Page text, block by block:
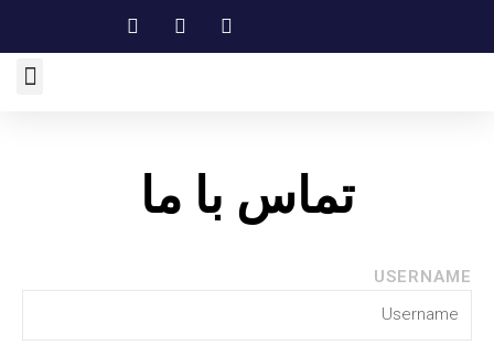
تماس با ما
USERNAME